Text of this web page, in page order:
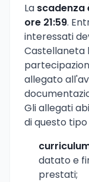
La scadenza
ore 21:59.
interessati
Castellaneta
allegato
Gli allegati
di questo
datato e
prestati;